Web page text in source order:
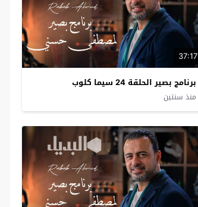
37:17
برنامج بصير الحلقة 24 سيما كلوب
منذ سنتين